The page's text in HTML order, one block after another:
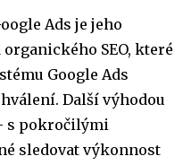
Ads je jeho
SEO, které
Google Ads
Další výhodou
s pokročilými
sledovat výkonnost